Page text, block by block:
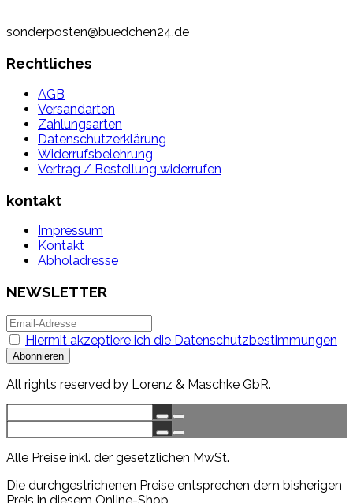
sonderposten@buedchen24.de
Rechtliches
AGB
Versandarten
Zahlungsarten
Datenschutzerklärung
Widerrufsbelehrung
Vertrag / Bestellung widerrufen
kontakt
Impressum
Kontakt
Abholadresse
NEWSLETTER
Hiermit akzeptiere ich die Datenschutzbestimmungen
All rights reserved by Lorenz & Maschke GbR.
Alle Preise inkl. der gesetzlichen MwSt.
Die durchgestrichenen Preise entsprechen dem bisherigen
Preis in diesem Online-Shop.